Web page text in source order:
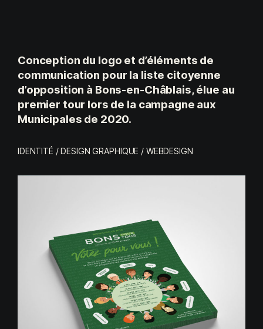
Conception du logo et d’éléments de
communication pour la liste citoyenne
d’opposition à Bons-en-Châblais, élue au
premier tour lors de la campagne aux
Municipales de 2020.
IDENTITÉ / DESIGN GRAPHIQUE / WEBDESIGN